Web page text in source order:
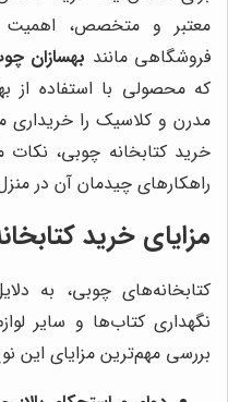
معتبر و متخصص، اهمیت
فروشگاهی مانند بهسازان
که محصولی با استفاده از
مدرن و کلاسیک را خریداری
خرید کتابخانه چوبی،
راهکارهای چیدمان آن در
مزایای خرید
کتابخانه‌های چوبی، به
نگهداری کتاب‌ها و سایر
بررسی مهم‌ترین مزایای این